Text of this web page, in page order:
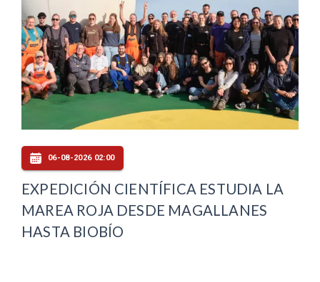
06-08-2026 02:00
EXPEDICIÓN CIENTÍFICA ESTUDIA LA
MAREA ROJA DESDE MAGALLANES
HASTA BIOBÍO